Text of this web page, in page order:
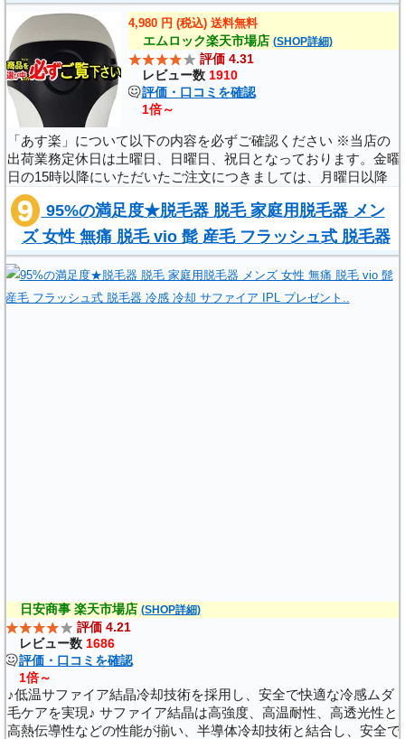
ストララージカートリッジ ケノン本体と同..
4,980 円 (税込) 送料無料
エムロック楽天市場店 (SHOP詳細)
評価 4.31
レビュー数1910
評価・口コミを確認
1倍～
「あす楽」について以下の内容を必ずご確認ください ※当店の
出荷業務定休日は土曜日、日曜日、祝日となっております。金曜
日の15時以降にいただいたご注文につきましては、月曜日以降
の発送となりますので、ご注意ください。 ※翌日着が可能な商
品は、当店にて在庫がある商品..
95%の満足度★脱毛器 脱毛 家庭用脱毛器 メン
ズ 女性 無痛 脱毛 vio 髭 産毛 フラッシュ式 脱毛器
冷感 冷却 サファイア IPL プレゼント..
日安商事 楽天市場店 (SHOP詳細)
評価 4.21
レビュー数1686
評価・口コミを確認
1倍～
♪低温サファイア結晶冷却技術を採用し、安全で快適な冷感ムダ
毛ケアを実現♪ サファイア結晶は高強度、高温耐性、高透光性と
高熱伝導性などの性能が揃い、半導体冷却技術と結合し、安全で